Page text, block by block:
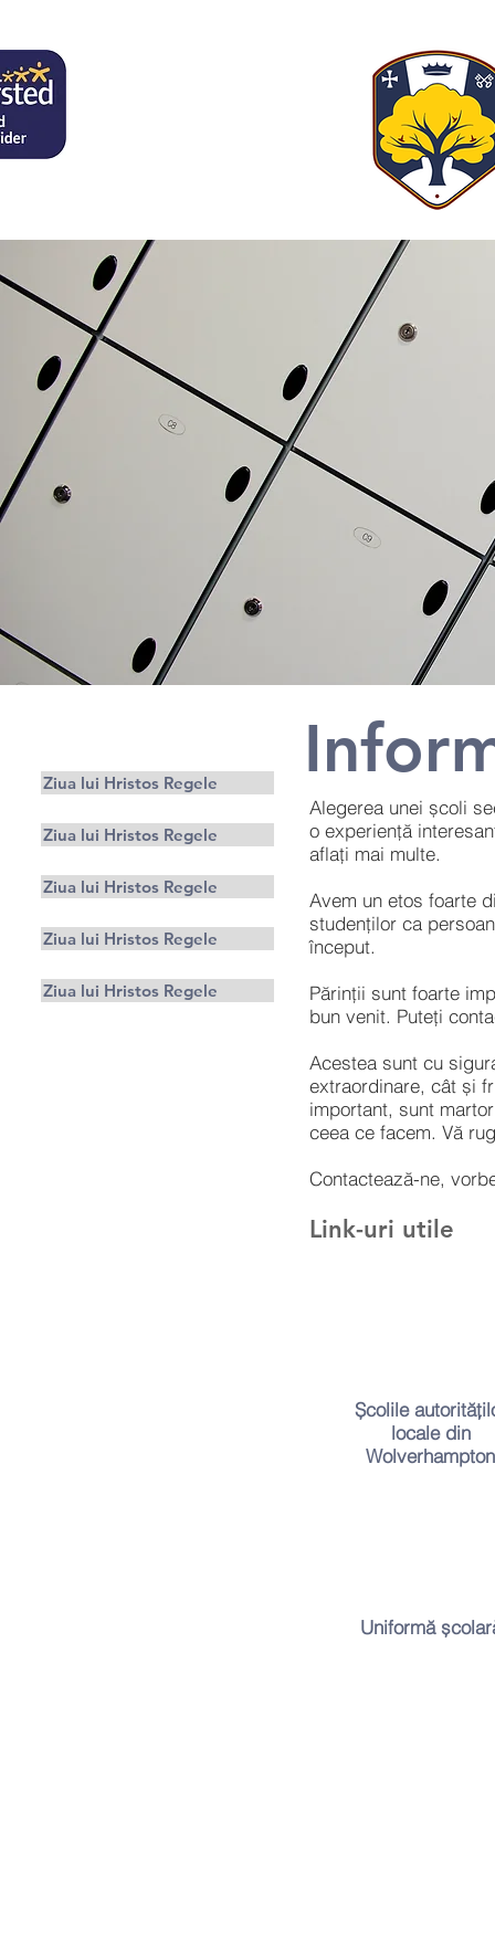
Ziua lui Hristos Regele
Ziua lui Hristos Regele
Ziua lui Hristos Regele
Ziua lui Hristos Regele
Ziua lui Hristos Regele
Alegerea unei școli
o experiență
aflați mai multe.
Avem un etos foarte
studenților ca
început.
Părinții sunt foarte
bun venit. Puteți
Acestea sunt cu
extraordinare, cât și
important, sunt
ceea ce facem. Vă
Contactează-ne,
Link-uri utile
Școlile
locale din
Wolverhampton
Uniformă